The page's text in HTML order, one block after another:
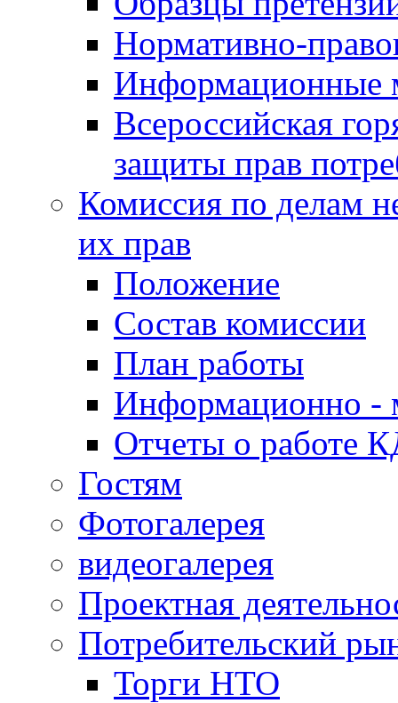
Нормативно-
Информационные
Всероссийская
защиты прав
Комиссия по делам
их прав
Положение
Состав комиссии
План работы
Информационно -
Отчеты о работе
Гостям
Фотогалерея
видеогалерея
Проектная
Потребительский
Торги НТО